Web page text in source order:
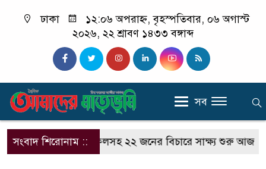
ঢাকা
১২:০৬ অপরাহ্ন, বৃহস্পতিবার, ০৬ অগাস্ট
২০২৬, ২২ শ্রাবণ ১৪৩৩ বঙ্গাব্দ
সব
সংবাদ শিরোনাম ::
হাছান মাহমুদ-নওফেলসহ ২২ জনের বিচারে সাক্ষ্য শুরু আজ